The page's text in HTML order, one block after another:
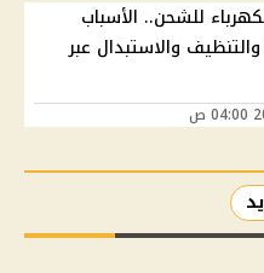
للشحن.. الأسباب
والاستبدال عبر